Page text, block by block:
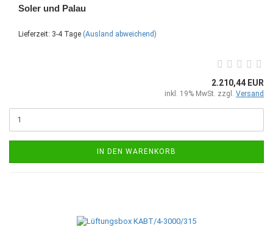
Soler und Palau
Lieferzeit: 3-4 Tage (Ausland abweichend)
2.210,44 EUR
inkl. 19% MwSt. zzgl. Versand
IN DEN WARENKORB